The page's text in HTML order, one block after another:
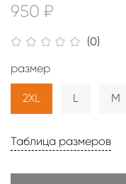
(0)
950 ₽
Таблица размеров
размер
2XL L M